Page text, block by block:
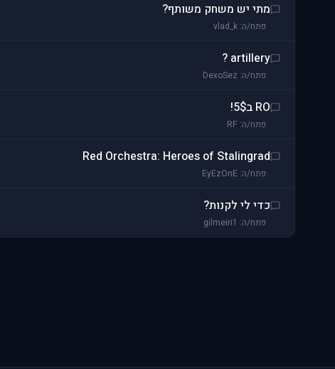
מתי יש משחק משותף?
פתח/ה: vlad_k
artillery ?
פתח/ה: DexoSez
RO ב5$!
פתח/ה: RF
Red Orchestra: Heroes of Stalingrad
פתח/ה: EyEzOnE
כדי לי לקנות?
פתח/ה: gilmeiri1